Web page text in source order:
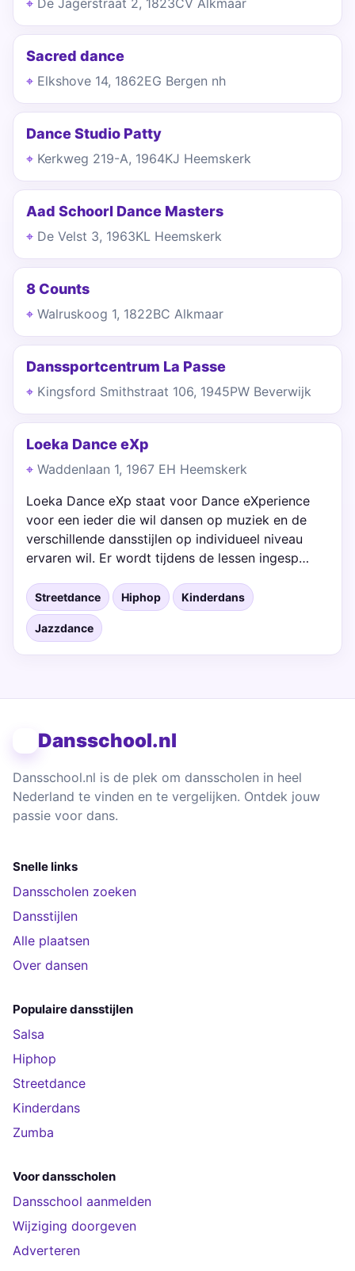
De Jagerstraat 2, 1823CV Alkmaar
Sacred dance
Elkshove 14, 1862EG Bergen nh
Dance Studio Patty
Kerkweg 219-A, 1964KJ Heemskerk
Aad Schoorl Dance Masters
De Velst 3, 1963KL Heemskerk
8 Counts
Walruskoog 1, 1822BC Alkmaar
Danssportcentrum La Passe
Kingsford Smithstraat 106, 1945PW Beverwijk
Loeka Dance eXp
Waddenlaan 1, 1967 EH Heemskerk
Loeka Dance eXp staat voor Dance eXperience
voor een ieder die wil dansen op muziek en de
verschillende dansstijlen op individueel niveau
ervaren wil. Er wordt tijdens de lessen ingesp…
Streetdance Hiphop Kinderdans
Jazzdance
Dansschool.nl
Dansschool.nl is de plek om dansscholen in heel
Nederland te vinden en te vergelijken. Ontdek jouw
passie voor dans.
Snelle links
Dansscholen zoeken
Dansstijlen
Alle plaatsen
Over dansen
Populaire dansstijlen
Salsa
Hiphop
Streetdance
Kinderdans
Zumba
Voor dansscholen
Dansschool aanmelden
Wijziging doorgeven
Adverteren